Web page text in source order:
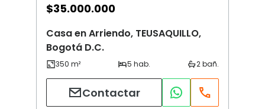
$35.000.000
Casa en Arriendo, TEUSAQUILLO,
Bogotá D.C.
Contactar